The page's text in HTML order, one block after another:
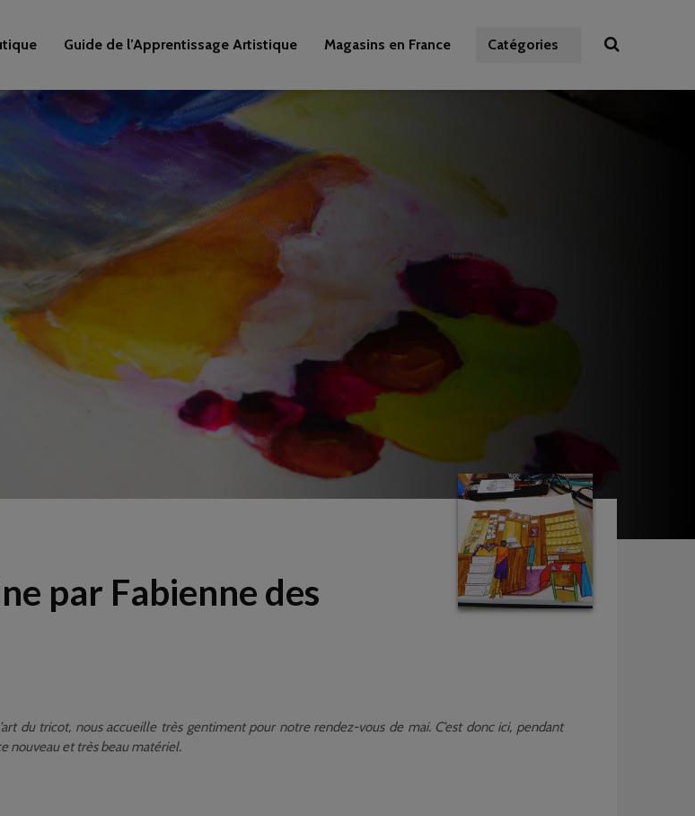
Guide de l’Apprentissage Artistique Magasins en France Catégories
par Fabienne des
du tricot, nous accueille très gentiment pour notre rendez-vous de mai. C’est donc ici, pendant
nouveau et très beau matériel.